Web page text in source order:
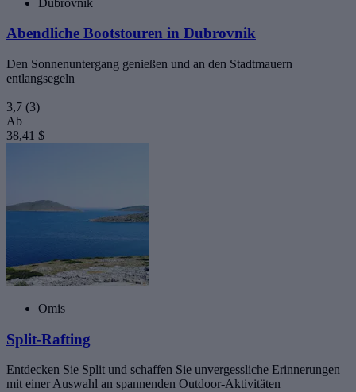
Abendliche Bootstouren in Dubrovnik
Den Sonnenuntergang genießen und an den Stadtmauern
entlangsegeln
3,7 (3)
Ab
38,41 $
Omis
Split-Rafting
Entdecken Sie Split und schaffen Sie unvergessliche Erinnerungen
mit einer Auswahl an spannenden Outdoor-Aktivitäten